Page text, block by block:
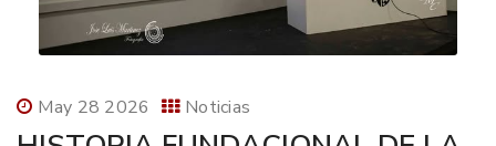
May 28 2026 Noticias